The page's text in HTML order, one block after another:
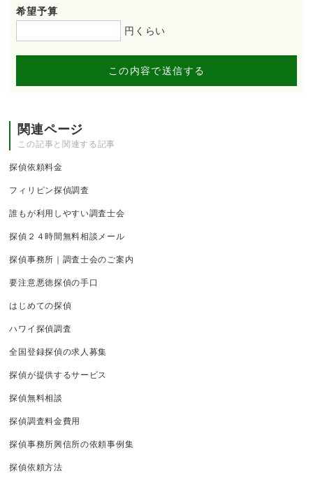
希望予算
円くらい
この内容で送信する
関連ページ
この記事と関連する記事
探偵依頼料金
フィリピン探偵調査
誰もが利用しやすい調査士会
探偵２４時間無料相談メール
探偵事務所｜調査士会のご案内
要注意悪徳探偵の手口
はじめての探偵
ハワイ探偵調査
全国登録探偵の求人募集
探偵が提供するサービス
探偵無料相談
探偵調査料金費用
探偵事務所興信所の依頼事例集
探偵依頼方法